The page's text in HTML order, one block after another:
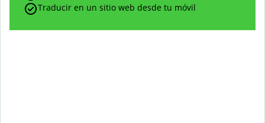
Traducir en un sitio web desde tu móvil